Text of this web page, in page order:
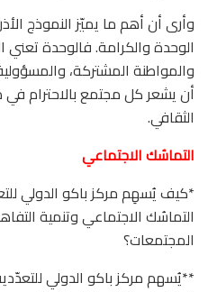
وأرى أن أهم ما يميّز النموذج
الوحدة والكرامة. فالوحدة تعني
والمواطنة المشتركة،
أن يشعر كل مجتمع بالاحترام في
الثقافي.
التماسُك الاجتماعي
*كيف يُسهِم مركز باكو الدولي
التماسُك الاجتماعي وتنمية
المجتمعات؟
**يُسهم مركز باكو الدولي